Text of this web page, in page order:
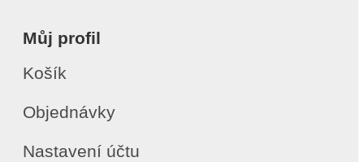
Můj profil
Košík
Objednávky
Nastavení účtu